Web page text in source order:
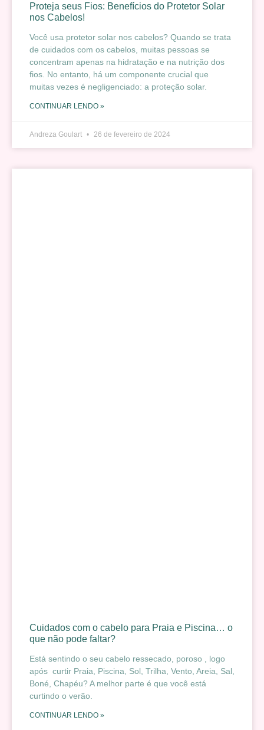
Proteja seus Fios: Benefícios do Protetor Solar
nos Cabelos!
Você usa protetor solar nos cabelos? Quando se trata
de cuidados com os cabelos, muitas pessoas se
concentram apenas na hidratação e na nutrição dos
fios. No entanto, há um componente crucial que
muitas vezes é negligenciado: a proteção solar.
CONTINUAR LENDO »
Andreza Goulart 26 de fevereiro de 2024
Cuidados com o cabelo para Praia e Piscina… o
que não pode faltar?
Está sentindo o seu cabelo ressecado, poroso , logo
após curtir Praia, Piscina, Sol, Trilha, Vento, Areia, Sal,
Boné, Chapéu? A melhor parte é que você está
curtindo o verão.
CONTINUAR LENDO »